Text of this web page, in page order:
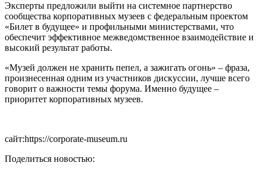
Эксперты предложили выйти на системное партнерство
сообщества корпоративных музеев с федеральным проектом
«Билет в будущее» и профильными министерствами, что
обеспечит эффективное межведомственное взаимодействие и
высокий результат работы.
«Музей должен не хранить пепел, а зажигать огонь» – фраза,
произнесенная одним из участников дискуссии, лучше всего
говорит о важности темы форума. Именно будущее –
приоритет корпоративных музеев.
сайт:https://corporate-museum.ru
Поделиться новостью: